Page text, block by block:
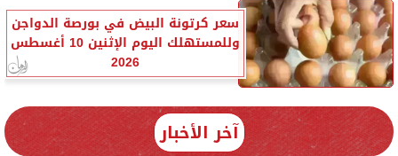
سعر كرتونة البيض في بورصة الدواجن
وللمستهلك اليوم الإثنين 10 أغسطس
2026
آخر الأخبار